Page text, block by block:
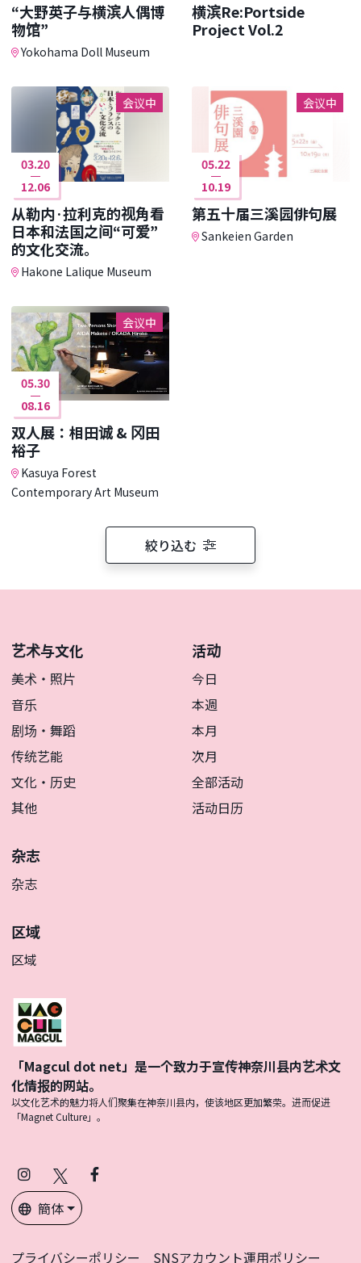
“大野英子与横滨人偶博
物馆”
Yokohama Doll Museum
横滨Re:Portside
Project Vol.2
会议中
03.20
12.06
从勒内·拉利克的视角看
日本和法国之间“可爱”
的文化交流。
Hakone Lalique Museum
会议中
05.22
10.19
第五十届三溪园俳句展
Sankeien Garden
会议中
05.30
08.16
双人展：相田诚 & 冈田
裕子
Kasuya Forest
Contemporary Art Museum
絞り込む
艺术与文化
美术・照片
音乐
剧场・舞蹈
传统艺能
文化・历史
其他
活动
今日
本週
本月
次月
全部活动
活动日历
杂志
杂志
区域
区域
「Magcul dot net」是一个致力于宣传神奈川县内艺术文
化情报的网站。
以文化艺术的魅力将人们聚集在神奈川县内，使该地区更加繁荣。进而促进
「Magnet Culture」。
Instagram
(Twitter)
Facebook
簡体
プライバシーポリシー SNSアカウント運用ポリシー